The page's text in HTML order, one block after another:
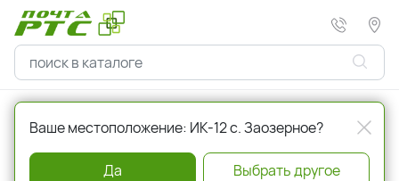
Главная Красота и здоровье Гигиена полости рта
Гигиена полости рта
Ваше местоположение: ИК-12 с. Заозерное?
Да Выбрать другое